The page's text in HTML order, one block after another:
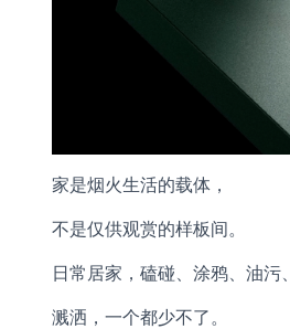
家是烟火生活的载体，
不是仅供观赏的样板间。
日常居家，磕碰、涂鸦、油污、
溅洒，一个都少不了。